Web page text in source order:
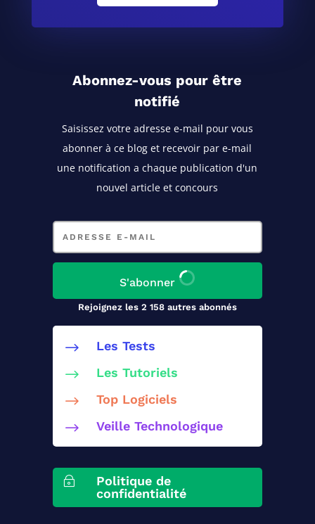
Abonnez-vous pour être
notifié
Saisissez votre adresse e-mail pour vous
abonner à ce blog et recevoir par e-mail
une notification a chaque publication d'un
nouvel article et concours
Adresse
mail
S'abonner
Rejoignez les 2 158 autres abonnés
$ Les Tests
$ Les Tutoriels
$ Top Logiciels
$ Veille Technologique
~
Politique de
confidentialité